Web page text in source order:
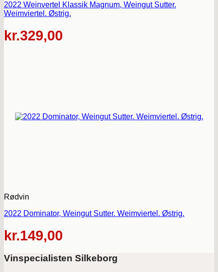
2022 Weinvertel Klassik Magnum, Weingut Sutter.
Weimviertel. Østrig.
kr.329,00
Rødvin
2022 Dominator, Weingut Sutter. Weimviertel. Østrig.
kr.149,00
Vinspecialisten Silkeborg